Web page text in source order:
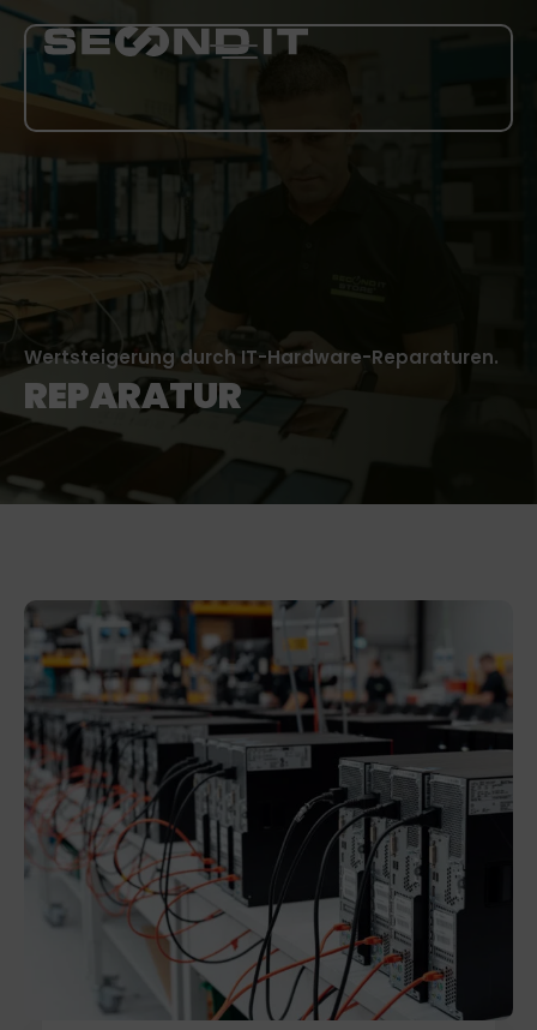
ÜBER UNS
KARRIERE
Wertsteigerung durch IT-Hardware-Reparaturen.
REPARATUR